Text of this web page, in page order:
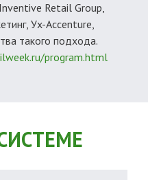
Retail Group,
Уx-Accenture,
такого подхода.
program.html